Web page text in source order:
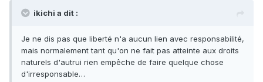
ikichi a dit :
Je ne dis pas que liberté n'a aucun lien avec responsabilité,
mais normalement tant qu'on ne fait pas atteinte aux droits
naturels d'autrui rien empêche de faire quelque chose
d'irresponsable…